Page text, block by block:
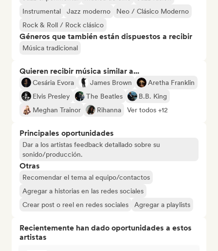
Instrumental
Jazz moderno
Neo / Clásico Moderno
Rock & Roll / Rock clásico
Géneros que también están dispuestos a recibir
Música tradicional
Quieren recibir música similar a...
Cesária Evora James Brown
Aretha Franklin
Elvis Presley
The Beatles
B.B. King
Meghan Trainor
Rihanna Ver todos +12
Principales oportunidades
Dar a los artistas feedback detallado sobre su
sonido/producción.
Otras
Recomendar el tema al equipo/contactos
Agregar a historias en las redes sociales
Crear post o reel en redes sociales
Agregar a playlists
Recientemente han dado oportunidades a estos
artistas